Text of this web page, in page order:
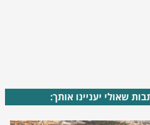
שאולי יעניינו אותך: